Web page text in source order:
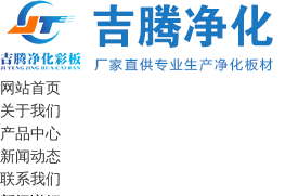
网站首页
关于我们
产品中心
新闻动态
联系我们